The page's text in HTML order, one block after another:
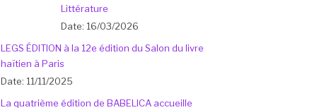
Littérature
Date: 16/03/2026
LEGS ÉDITION à la 12e édition du Salon du livre
haïtien à Paris
Date: 11/11/2025
La quatrième édition de BABELICA accueille